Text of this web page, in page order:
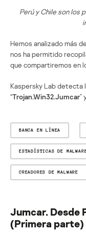
Perú y Chile son los
Hemos analizado más
nos ha permitido
que compartiremos en
Kaspersky Lab
“Trojan.Win32.Jumcar”
BANCA EN LÍNEA
ESTADÍSTICAS DE
CREADORES DE MALWARE
Jumcar. Desde
(Primera parte)